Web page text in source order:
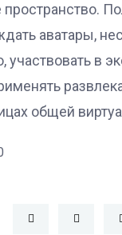
аватары,
в
общей